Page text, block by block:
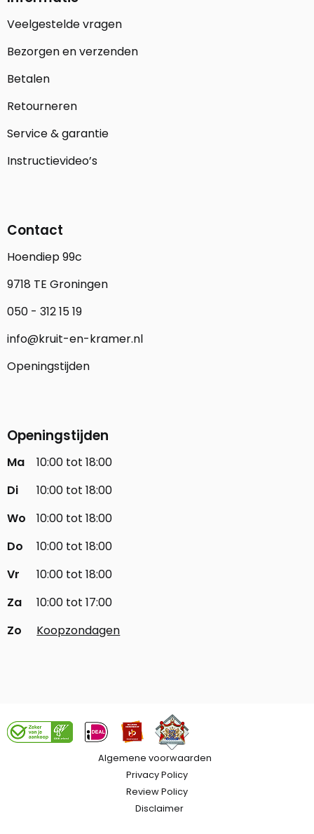
Veelgestelde vragen
Bezorgen en verzenden
Betalen
Retourneren
Service & garantie
Instructievideo’s
Contact
Hoendiep 99c
9718 TE Groningen
050 - 312 15 19
info@kruit-en-kramer.nl
Openingstijden
Openingstijden
Ma
10:00 tot 18:00
Di
10:00 tot 18:00
Wo
10:00 tot 18:00
Do
10:00 tot 18:00
Vr
10:00 tot 18:00
Za
10:00 tot 17:00
Zo
Koopzondagen
Algemene voorwaarden
Privacy Policy
Review Policy
Disclaimer